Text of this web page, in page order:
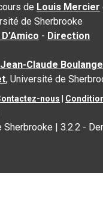
de Louis Mercier
de Sherbrooke
- Direction
Claude
, Université de
nous
Sherbrooke |3.2.2 -